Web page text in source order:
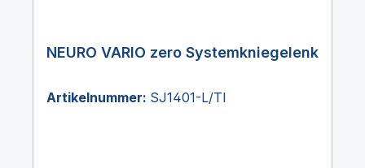
NEURO VARIO zero Systemkniegelenk
Artikelnummer: SJ1401-L/TI